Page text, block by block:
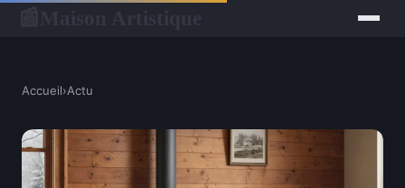
Accueil›Actu